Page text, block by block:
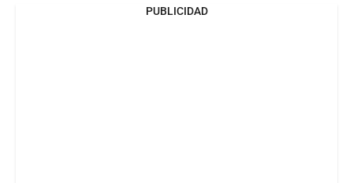
PUBLICIDAD